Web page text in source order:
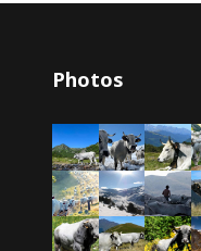
Photos